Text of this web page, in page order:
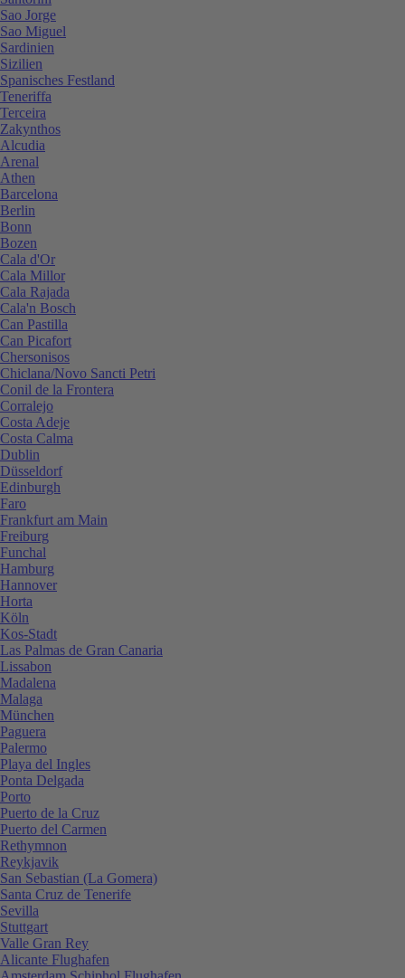
Sao Jorge
Sao Miguel
Sardinien
Sizilien
Spanisches Festland
Teneriffa
Terceira
Zakynthos
Alcudia
Arenal
Athen
Barcelona
Berlin
Bonn
Bozen
Cala d'Or
Cala Millor
Cala Rajada
Cala'n Bosch
Can Pastilla
Can Picafort
Chersonisos
Chiclana/Novo Sancti Petri
Conil de la Frontera
Corralejo
Costa Adeje
Costa Calma
Dublin
Düsseldorf
Edinburgh
Faro
Frankfurt am Main
Freiburg
Funchal
Hamburg
Hannover
Horta
Köln
Kos-Stadt
Las Palmas de Gran Canaria
Lissabon
Madalena
Malaga
München
Paguera
Palermo
Playa del Ingles
Ponta Delgada
Porto
Puerto de la Cruz
Puerto del Carmen
Rethymnon
Reykjavik
San Sebastian (La Gomera)
Santa Cruz de Tenerife
Sevilla
Stuttgart
Valle Gran Rey
Alicante Flughafen